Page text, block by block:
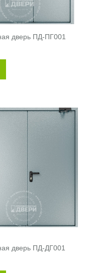
дверь ПД-ПГ001
дверь ПД-ДГ001